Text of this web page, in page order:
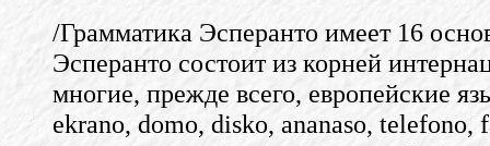
/Грамматика Эсперанто имеет 16
Эсперанто состоит из корней
многие, прежде всего, европейские
ekrano, domo, disko, ananaso, telefono,